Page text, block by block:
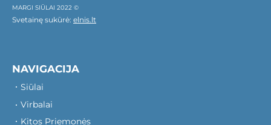
MARGI SIŪLAI 2022 ©
Svetainę sukūrė: elnis.lt
NAVIGACIJA
Siūlai
Virbalai
Kitos Priemonės